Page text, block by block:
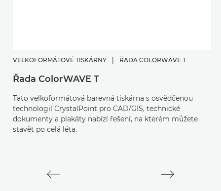
VELKOFORMÁTOVÉ TISKÁRNY ŘADA COLORWAVE T
Řada ColorWAVE T
Tato velkoformátová barevná tiskárna s osvědčenou
technologií CrystalPoint pro CAD/GIS, technické
dokumenty a plakáty nabízí řešení, na kterém můžete
stavět po celá léta.